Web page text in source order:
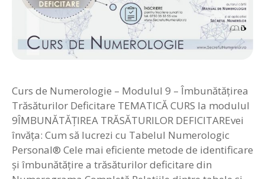
Curs de Numerologie – Modulul 9 – Îmbunătățirea
Trăsăturilor Deficitare TEMATICĂ CURS la modulul
9ÎMBUNĂTĂȚIREA TRĂSĂTURILOR DEFICITAREvei
învăța: Cum să lucrezi cu Tabelul Numerologic
Personal® Cele mai eficiente metode de identificare
și îmbunătățire a trăsăturilor deficitare din